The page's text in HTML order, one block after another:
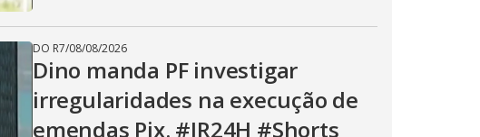
DO R7/08/08/2026
Dino manda PF investigar
irregularidades na execução de
emendas Pix. #JR24H #Shorts